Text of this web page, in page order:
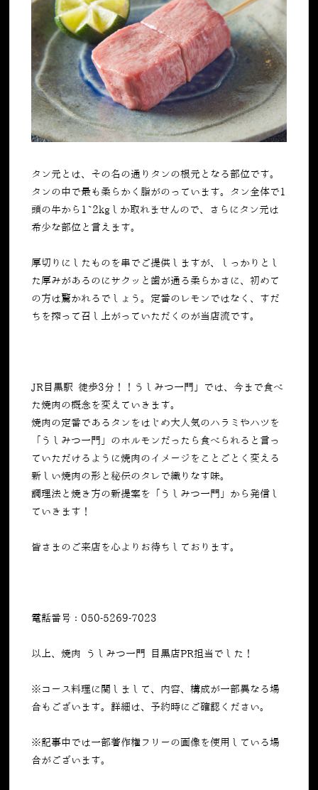
タン元とは、その名の通りタンの根元となる部位です。
タンの中で最も柔らかく脂がのっています。タン全体で1
頭の牛から1~2kgしか取れませんので、さらにタン元は
希少な部位と言えます。
厚切りにしたものを串でご提供しますが、しっかりとし
た厚みがあるのにサクッと歯が通る柔らかさに、初めて
の方は驚かれるでしょう。定番のレモンではなく、すだ
ちを搾って召し上がっていただくのが当店流です。
JR目黒駅 徒歩3分！！うしみつ一門」では、今まで食べ
た焼肉の概念を変えていきます。
焼肉の定番であるタンをはじめ大人気のハラミやハツを
「うしみつ一門」のホルモンだったら食べられると言っ
ていただけるように焼肉のイメージをことごとく変える
新しい焼肉の形と秘伝のタレで織りなす味。
調理法と焼き方の新提案を「うしみつ一門」から発信し
ていきます！
皆さまのご来店を心よりお待ちしております。
電話番号：050-5269-7023
以上、焼肉 うしみつ一門 目黒店PR担当でした！
※コース料理に関しまして、内容、構成が一部異なる場
合もございます。詳細は、予約時にご確認ください。
※記事中では一部著作権フリーの画像を使用している場
合がございます。